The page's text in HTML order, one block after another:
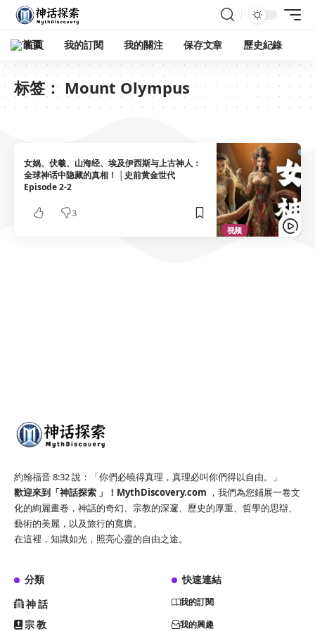
首頁 我的訂閱 我的關注 保存文章 歷史紀錄
标签： Mount Olympus
视频
女娲、伏羲、山海经、埃及伊西斯与上古神人：
全球神话中隐藏的真相！ │史前黄金世代
Episode 2-2
3
約翰福音 8:32 說：「你們必曉得真理，真理必叫你們得以自由。」
歡迎來到「神話探索 」！ MythDiscovery.com ，我們為您鋪展一卷文
化的絢麗畫卷，神話的奇幻、宗教的深邃、歷史的厚重、哲學的思辯、
藝術的美麗，以及旅行的寬廣。
在這裡，知識如光，照亮心靈的自由之途。
分類
神話
宗教
快速連結
我的訂閱
我的興趣